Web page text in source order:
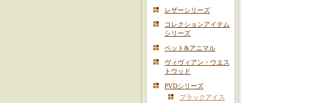
レザーシリーズ
コレクションアイテム
シリーズ
ペット&アニマル
ヴィヴィアン・ウエス
トウッド
PVDシリーズ
ブラックアイス